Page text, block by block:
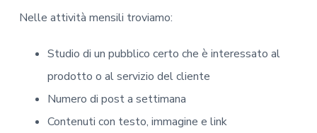
Nelle attività mensili troviamo:
Studio di un pubblico certo che è interessato al
prodotto o al servizio del cliente
Numero di post a settimana
Contenuti con testo, immagine e link